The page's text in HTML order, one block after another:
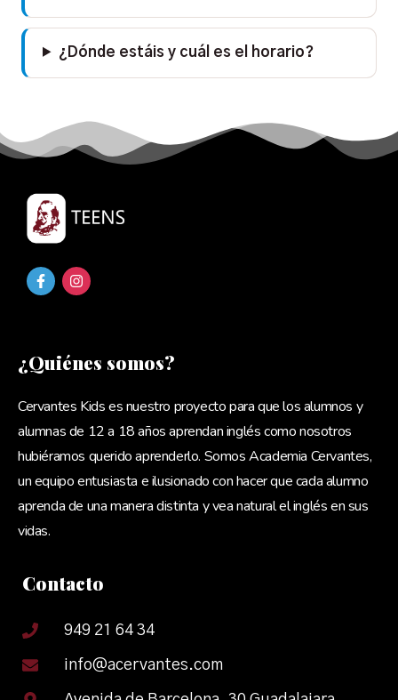
¿Dónde estáis y cuál es el horario?
¿Quiénes somos?
Cervantes Kids es nuestro proyecto para que los alumnos y
alumnas de 12 a 18 años aprendan inglés como nosotros
hubiéramos querido aprenderlo. Somos Academia Cervantes,
un equipo entusiasta e ilusionado con hacer que cada alumno
aprenda de una manera distinta y vea natural el inglés en sus
vidas.
Contacto
949 21 64 34
info@acervantes.com